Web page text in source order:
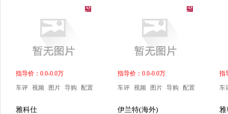
指导价：0.0-0.0万
车评 视频 图片 导购 配置
指导价：0.0-0.0万
车评 视频 图片 导购 配置
指
车
雅科仕 伊兰特(海外) 雅